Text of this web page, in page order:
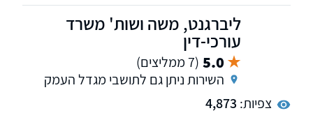
מעמד עריקי חו"ל, משפט חוקתי (בג"צ) משפט
מינהלי. בנוסף מייצג חיילים, שוטרים, לוחמי אש,
עובדי מדינה שב"כ שב"ס ומוסד.
ליברגנט, משה ושות' משרד
עורכי-דין
5.0 (7 ממליצים)
השירות ניתן גם לתושבי מגדל העמק
צפיות: 4,873